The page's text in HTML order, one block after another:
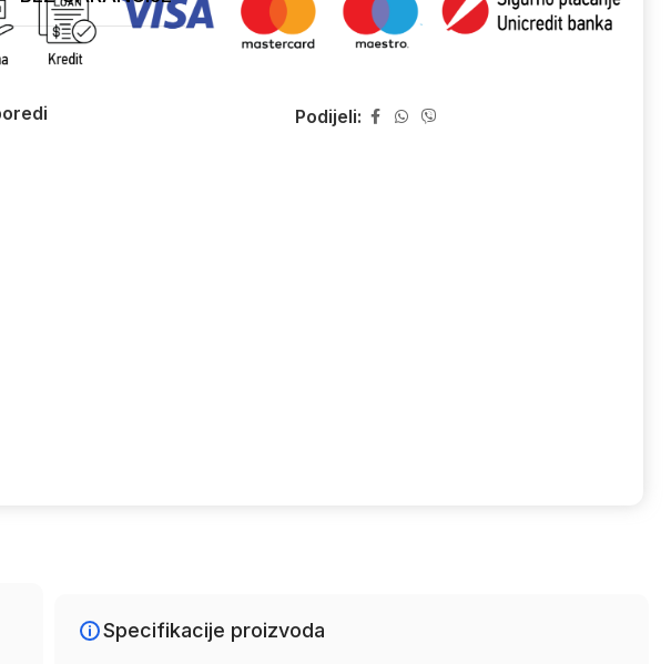
Podijeli:
Specifikacije proizvoda